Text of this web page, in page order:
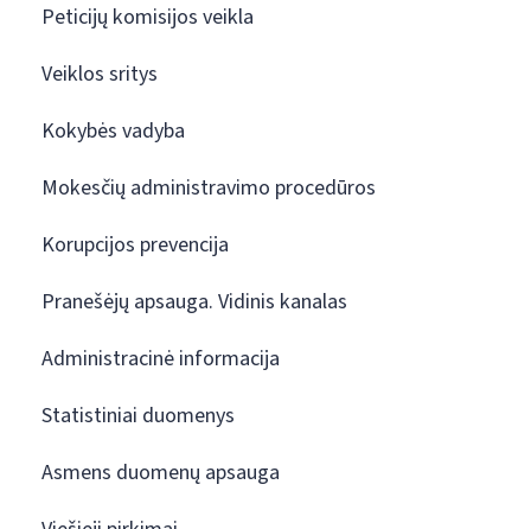
Peticijų komisijos veikla
Veiklos sritys
Kokybės vadyba
Mokesčių administravimo procedūros
Korupcijos prevencija
Pranešėjų apsauga. Vidinis kanalas
Administracinė informacija
Statistiniai duomenys
Asmens duomenų apsauga